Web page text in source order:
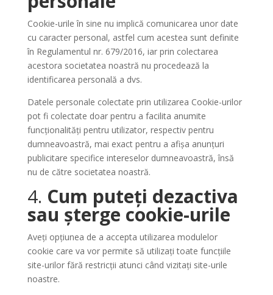
Cookie-urile în sine nu implică comunicarea unor date
cu caracter personal, astfel cum acestea sunt definite
în Regulamentul nr. 679/2016, iar prin colectarea
acestora societatea noastră nu procedează la
identificarea personală a dvs.
Datele personale colectate prin utilizarea Cookie-urilor
pot fi colectate doar pentru a facilita anumite
funcționalități pentru utilizator, respectiv pentru
dumneavoastră, mai exact pentru a afișa anunțuri
publicitare specifice intereselor dumneavoastră, însă
nu de către societatea noastră.
4. Cum puteți dezactiva
sau șterge cookie-urile
Aveți opțiunea de a accepta utilizarea modulelor
cookie care va vor permite să utilizați toate funcțiile
site-urilor fără restricții atunci când vizitați site-urile
noastre.